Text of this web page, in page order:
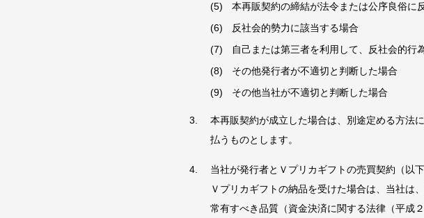
本再販契約の締結が法令または公序良俗に
反社会的勢力に該当する場合
自己または第三者を利用して、反社会的行
その他発行者が不適切と判断した場合
その他当社が不適切と判断した場合
本再販契約が成立した場合は、別途定める方法
払うものとします。
当社が発行者とＶプリカギフトの売買契約（以
Ｖプリカギフトの納品を受けた場合は、当社は
常有すべき品質（資金決済に関する法律（平成